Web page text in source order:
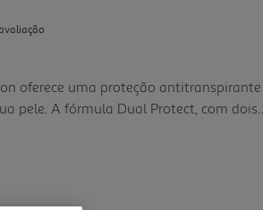
oferece uma proteção antitranspirante
pele. A fórmula Dual Protect, com dois
barreira contra as bactérias, mantém as